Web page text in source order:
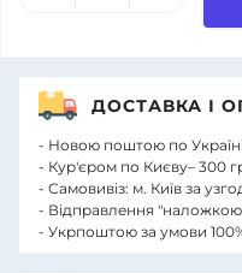
ДОСТАВКА І
- Новою поштою по
- Кур'єром по Києву– 300
- Самовивіз: м. Київ за
- Відправлення
- Укрпоштою за умови